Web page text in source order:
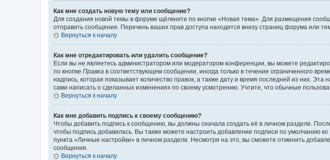
Как мне создать новую тему или сообщение?
Для создания новой темы в форуме щёлкните по кнопке «Новая тема». Для размещения
отправить сообщение. Перечень ваших прав доступа находится внизу страниц форума или
Вернуться к началу
Как мне отредактировать или удалить сообщение?
Если вы не являетесь администратором или модератором конференции, вы можете
по кнопке Правка в соответствующем сообщении, иногда только в течение ограниченного
надпись, которая показывает количество правок, а также дату и время последней из них.
сами написать о сделанных изменениях по своему усмотрению. Учтите, что обычные
Вернуться к началу
Как мне добавить подпись к своему сообщению?
Чтобы добавить подпись к сообщению, вы должны сначала создать её в личном разделе.
чтобы подпись добавилась. Вы также можете настроить добавление подписи по умолчанию
пункта «Личные настройки» в личном разделе. Несмотря на это, вы сможете отменить
сообщения.
Вернуться к началу